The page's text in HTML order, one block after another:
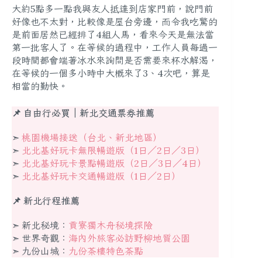
大約5點多一點我與友人抵達到店家門前，說門前
好像也不太對，比較像是屋台旁邊，而令我吃驚的
是前面居然已經排了4組人馬，看來今天是無法當
第一批客人了。在等候的過程中，工作人員每過一
段時間都會端著冰水來詢問是否需要來杯水解渴，
在等候的一個多小時中大概來了3、4次吧，算是
相當的勤快。
📌 自由行必買｜新北交通票券推薦
➣ 桃園機場接送（台北、新北地區）
➣ 北北基好玩卡無限暢遊版（1日／2日／3日）
➣ 北北基好玩卡景點暢遊版（2日／3日／4日）
➣ 北北基好玩卡交通暢遊版（1日／2日）
📌 新北行程推薦
➣ 新北秘境： 貢寮獨木舟秘境探險
➣ 世界奇觀： 海內外旅客必訪野柳地質公園
➣ 九份山城： 九份茶樓特色茶點